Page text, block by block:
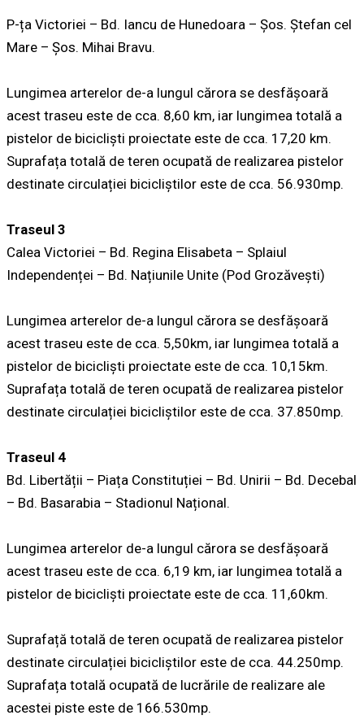
P-ța Victoriei – Bd. Iancu de Hunedoara – Șos. Ștefan cel
Mare – Șos. Mihai Bravu.
Lungimea arterelor de-a lungul cărora se desfășoară
acest traseu este de cca. 8,60 km, iar lungimea totală a
pistelor de bicicliști proiectate este de cca. 17,20 km.
Suprafața totală de teren ocupată de realizarea pistelor
destinate circulației bicicliștilor este de cca. 56.930mp.
Traseul 3
Calea Victoriei – Bd. Regina Elisabeta – Splaiul
Independenței – Bd. Națiunile Unite (Pod Grozăvești)
Lungimea arterelor de-a lungul cărora se desfășoară
acest traseu este de cca. 5,50km, iar lungimea totală a
pistelor de bicicliști proiectate este de cca. 10,15km.
Suprafața totală de teren ocupată de realizarea pistelor
destinate circulației bicicliștilor este de cca. 37.850mp.
Traseul 4
Bd. Libertății – Piața Constituției – Bd. Unirii – Bd. Decebal
– Bd. Basarabia – Stadionul Național.
Lungimea arterelor de-a lungul cărora se desfășoară
acest traseu este de cca. 6,19 km, iar lungimea totală a
pistelor de bicicliști proiectate este de cca. 11,60km.
Suprafață totală de teren ocupată de realizarea pistelor
destinate circulației bicicliștilor este de cca. 44.250mp.
Suprafața totală ocupată de lucrările de realizare ale
acestei piste este de 166.530mp.